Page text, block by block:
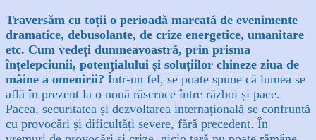
Traversăm cu toții o perioadă marcată de evenimente
dramatice, debusolante, de crize energetice, umanitare
etc. Cum vedeți dumneavoastră, prin prisma
înțelepciunii, potențialului și soluțiilor chineze ziua de
mâine a omenirii? Într-un fel, se poate spune că lumea se
află în prezent la o nouă răscruce între război și pace.
Pacea, securitatea și dezvoltarea internațională se confruntă
cu provocări și dificultăți severe, fără precedent. În